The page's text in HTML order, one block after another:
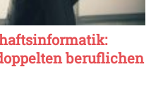
beruflichen